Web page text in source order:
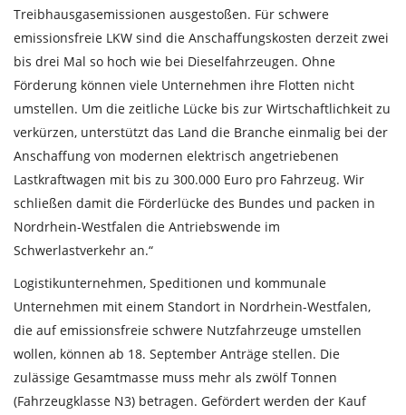
Treibhausgasemissionen ausgestoßen. Für schwere
emissionsfreie LKW sind die Anschaffungskosten derzeit zwei
bis drei Mal so hoch wie bei Dieselfahrzeugen. Ohne
Förderung können viele Unternehmen ihre Flotten nicht
umstellen. Um die zeitliche Lücke bis zur Wirtschaftlichkeit zu
verkürzen, unterstützt das Land die Branche einmalig bei der
Anschaffung von modernen elektrisch angetriebenen
Lastkraftwagen mit bis zu 300.000 Euro pro Fahrzeug. Wir
schließen damit die Förderlücke des Bundes und packen in
Nordrhein-Westfalen die Antriebswende im
Schwerlastverkehr an.“
Logistikunternehmen, Speditionen und kommunale
Unternehmen mit einem Standort in Nordrhein-Westfalen,
die auf emissionsfreie schwere Nutzfahrzeuge umstellen
wollen, können ab 18. September Anträge stellen. Die
zulässige Gesamtmasse muss mehr als zwölf Tonnen
(Fahrzeugklasse N3) betragen. Gefördert werden der Kauf